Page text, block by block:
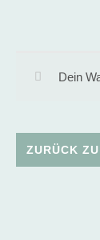
Dein
ZURÜCK